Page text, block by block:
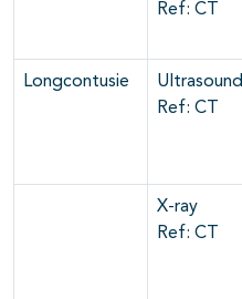
Ref: CT
Longcontusie
Ultrasound
Ref: CT
X-ray
Ref: CT